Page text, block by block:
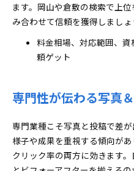
ます。岡山や倉敷の検索で上
み合わせて信頼を獲得しましょ
料金相場、対応範囲、
頼ゲット
専門性が伝わる写真
専門業種こそ写真と投稿で差
様子や成果を重視する傾向が
クリック率の両方に効きます